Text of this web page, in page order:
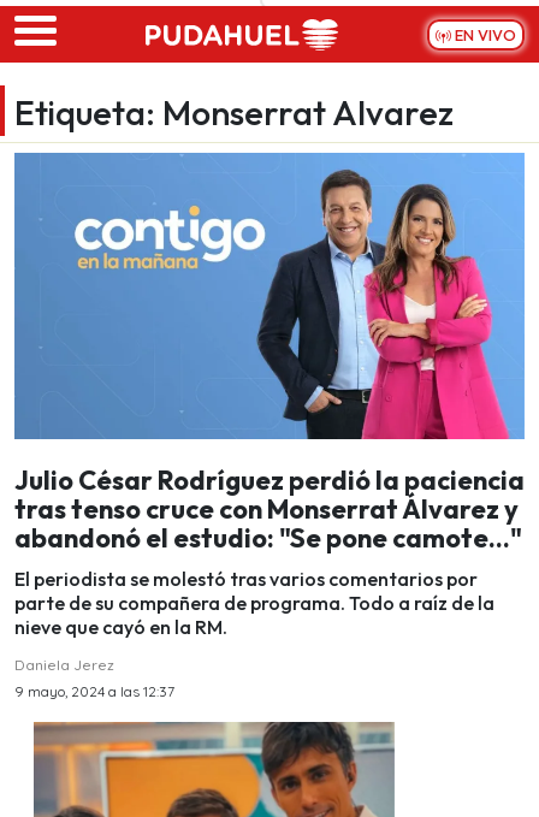
Skip to main content
EN VIVO
Etiqueta: Monserrat Alvarez
Julio César Rodríguez perdió la paciencia
tras tenso cruce con Monserrat Álvarez y
abandonó el estudio: "Se pone camote..."
El periodista se molestó tras varios comentarios por
parte de su compañera de programa. Todo a raíz de la
nieve que cayó en la RM.
Daniela Jerez
9 mayo, 2024 a las 12:37